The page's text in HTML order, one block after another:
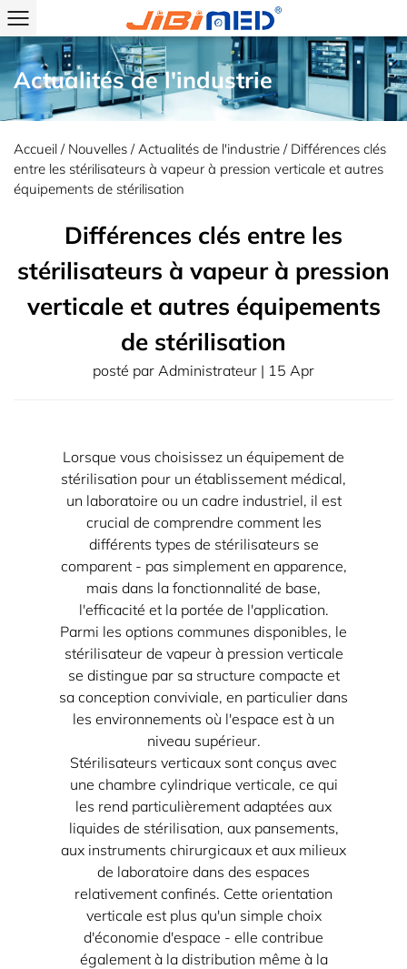
Actualités de l'industrie
Accueil / Nouvelles /Actualités de l'industrie / Différences clés
entre les stérilisateurs à vapeur à pression verticale et autres
équipements de stérilisation
Différences clés entre les
stérilisateurs à vapeur à pression
verticale et autres équipements
de stérilisation
posté par Administrateur | 15 Apr
Lorsque vous choisissez un équipement de
stérilisation pour un établissement médical,
un laboratoire ou un cadre industriel, il est
crucial de comprendre comment les
différents types de stérilisateurs se
comparent - pas simplement en apparence,
mais dans la fonctionnalité de base,
l'efficacité et la portée de l'application.
Parmi les options communes disponibles, le
stérilisateur de vapeur à pression verticale
se distingue par sa structure compacte et
sa conception conviviale, en particulier dans
les environnements où l'espace est à un
niveau supérieur.
Stérilisateurs verticaux sont conçus avec
une chambre cylindrique verticale, ce qui
les rend particulièrement adaptées aux
liquides de stérilisation, aux pansements,
aux instruments chirurgicaux et aux milieux
de laboratoire dans des espaces
relativement confinés. Cette orientation
verticale est plus qu'un simple choix
d'économie d'espace - elle contribue
également à la distribution même à la